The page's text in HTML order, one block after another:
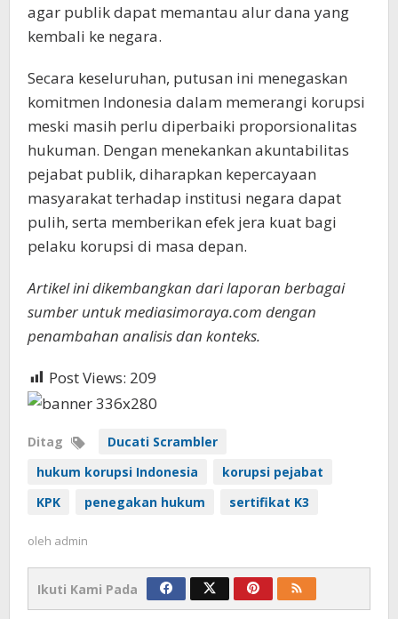
agar publik dapat memantau alur dana yang
kembali ke negara.
Secara keseluruhan, putusan ini menegaskan
komitmen Indonesia dalam memerangi korupsi
meski masih perlu diperbaiki proporsionalitas
hukuman. Dengan menekankan akuntabilitas
pejabat publik, diharapkan kepercayaan
masyarakat terhadap institusi negara dapat
pulih, serta memberikan efek jera kuat bagi
pelaku korupsi di masa depan.
Artikel ini dikembangkan dari laporan berbagai
sumber untuk mediasimoraya.com dengan
penambahan analisis dan konteks.
Post Views: 209
Ditag
Ducati Scrambler
hukum korupsi Indonesia
korupsi pejabat
KPK
penegakan hukum sertifikat K3
oleh admin
Ikuti Kami Pada